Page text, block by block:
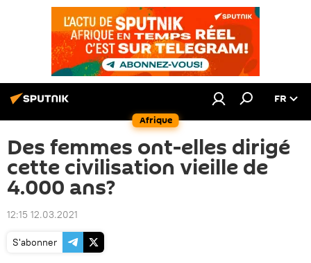
Afrique
FR
Des femmes ont-elles dirigé
cette civilisation vieille de
4.000 ans?
12:15 12.03.2021
S'abonner